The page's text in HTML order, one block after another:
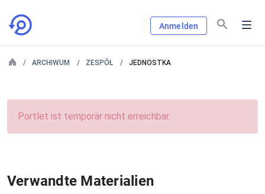
Anmelden
ARCHIWUM ZESPÓŁ JEDNOSTKA
Portlet ist temporär nicht erreichbar.
Verwandte Materialien